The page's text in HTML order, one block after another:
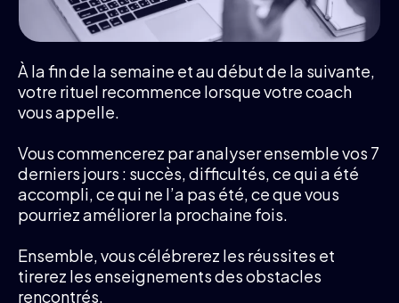
À la fin de la semaine et au début de la suivante,
votre rituel recommence lorsque votre coach
vous appelle.
Vous commencerez par analyser ensemble vos 7
derniers jours : succès, difficultés, ce qui a été
accompli, ce qui ne l’a pas été, ce que vous
pourriez améliorer la prochaine fois.
Ensemble, vous célébrerez les réussites et
tirerez les enseignements des obstacles
rencontrés.